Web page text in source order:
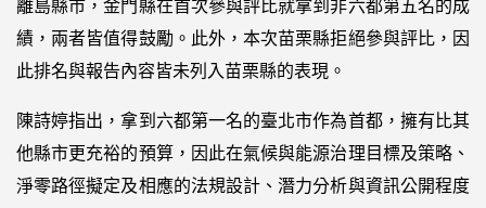
離島縣市，金門縣在首次參與評比就拿到非六都第五名的成
績，兩者皆值得鼓勵。此外，本次苗栗縣拒絕參與評比，因
此排名與報告內容皆未列入苗栗縣的表現。
陳詩婷指出，拿到六都第一名的臺北市作為首都，擁有比其
他縣市更充裕的預算，因此在氣候與能源治理目標及策略、
淨零路徑擬定及相應的法規設計、潛力分析與資訊公開程度